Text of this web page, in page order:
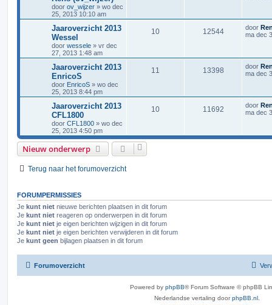
door ov_wijzer » wo dec
25, 2013 10:10 am
Jaaroverzicht 2013
Wessel
door wessele » vr dec
27, 2013 1:48 am
10 12544 door
ma dec
Jaaroverzicht 2013
EnricoS
door EnricoS » wo dec
25, 2013 8:44 pm
11 13398 door
ma dec
Jaaroverzicht 2013
CFL1800
door CFL1800 » wo dec
25, 2013 4:50 pm
10 11692 door
ma dec
Nieuw onderwerp
Terug naar het forumoverzicht
FORUMPERMISSIES
Je kunt niet nieuwe berichten plaatsen in dit forum
Je kunt niet reageren op onderwerpen in dit forum
Je kunt niet je eigen berichten wijzigen in dit forum
Je kunt niet je eigen berichten verwijderen in dit forum
Je kunt geen bijlagen plaatsen in dit forum
Forumoverzicht
Powered by phpBB® Forum Software © phpBB
Nederlandse vertaling doorphpBB.nl.